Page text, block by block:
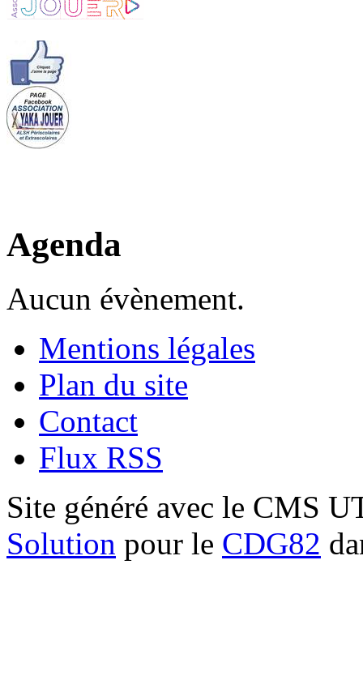
Agenda
Aucun évènement.
Mentions légales
Plan du site
Contact
Flux RSS
Site généré avec le CMS
Solution pour le CDG82